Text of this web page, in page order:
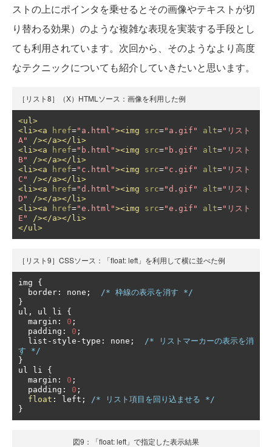
ストの上にポインタを乗せるとその画像やテキストが切
り替わる効果）のような複雑な表現を実装する手段とし
ても利用されています。次回から、そのようなより高度
なテクニックについても紹介していきたいと思います。
［リスト8］（X）HTMLソース：画像を利用した例
<ul>
<li><a
href="a.html"><img src="a.gif" alt="リスト
A"
/></a></li>
<li><a
href="b.html"><img src="b.gif" alt="リスト
B"
/></a></li>
<li><a
href="c.html"><img src="c.gif" alt="リスト
C"
/></a></li>
<li><a
href="d.html"><img src="d.gif" alt="リスト
D"
/></a></li>
<li><a
href="e.html"><img src="e.gif" alt="リスト
E"
/></a></li>
</ul>
［リスト9］CSSソース：「float: left」を利用して横に並べた例
img {
  border
: none ;
/* 枠線の表示を消す */
}
ul , ul li {
  margin
: 0 ;
  padding
: 0 ;
  list
- style -type : none ;
/* リストマーカーの表示を消
す */
}
ul li {
  margin
: 0 ;
  padding
: 0 ;
float : left ;
/* リスト項目を回り込ませる */
}
図9：「float: left」で指定した表示結果